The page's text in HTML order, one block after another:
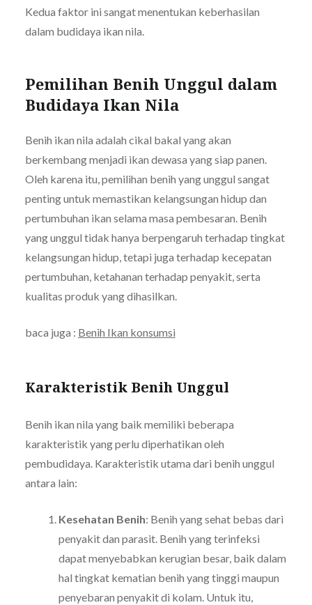
Kedua faktor ini sangat menentukan keberhasilan
dalam budidaya ikan nila.
Pemilihan Benih Unggul dalam
Budidaya Ikan Nila
Benih ikan nila adalah cikal bakal yang akan
berkembang menjadi ikan dewasa yang siap panen.
Oleh karena itu, pemilihan benih yang unggul sangat
penting untuk memastikan kelangsungan hidup dan
pertumbuhan ikan selama masa pembesaran. Benih
yang unggul tidak hanya berpengaruh terhadap tingkat
kelangsungan hidup, tetapi juga terhadap kecepatan
pertumbuhan, ketahanan terhadap penyakit, serta
kualitas produk yang dihasilkan.
baca juga : Benih Ikan konsumsi
Karakteristik Benih Unggul
Benih ikan nila yang baik memiliki beberapa
karakteristik yang perlu diperhatikan oleh
pembudidaya. Karakteristik utama dari benih unggul
antara lain:
Kesehatan Benih: Benih yang sehat bebas dari
penyakit dan parasit. Benih yang terinfeksi
dapat menyebabkan kerugian besar, baik dalam
hal tingkat kematian benih yang tinggi maupun
penyebaran penyakit di kolam. Untuk itu,